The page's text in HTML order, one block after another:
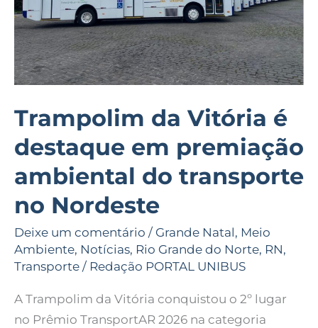
Trampolim da Vitória é
destaque em premiação
ambiental do transporte
no Nordeste
Deixe um comentário / Grande Natal, Meio
Ambiente, Notícias, Rio Grande do Norte, RN,
Transporte / Redação PORTAL UNIBUS
A Trampolim da Vitória conquistou o 2º lugar
no Prêmio TransportAR 2026 na categoria
ambiental
do
transporte
no